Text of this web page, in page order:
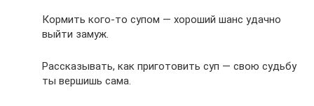
Кормить кого-то супом — хороший шанс удачно
выйти замуж.
Рассказывать, как приготовить суп — свою судьбу
ты вершишь сама.